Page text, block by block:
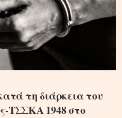
τη διάρκεια του
ΤΣΣΚΑ 1948 στο